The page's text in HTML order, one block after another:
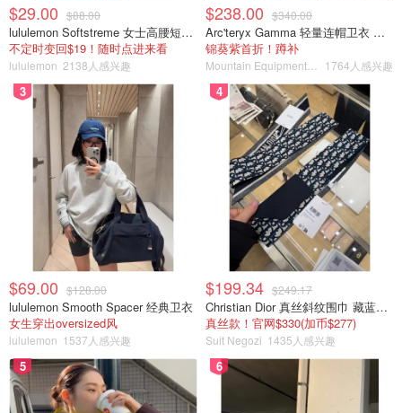
4⃣️有很软的垫圈，孩子不会因为硬硬的不舒服而不愿意
用。
$29.00 $88.00
lululemon Softstreme 女士高腰短裤 10cm
不定时变回$19！随时点进来看
lululemon 2138人感兴趣
$238.00 $340.00
Arc'teryx Gamma 轻量连帽卫衣 女款
锦葵紫首折！蹲补
1764人感兴趣
3
$69.00 $128.00
lululemon Smooth Spacer 经典卫衣
女生穿出oversized风
lululemon 1537人感兴趣
4
$199.34 $249.17
Christian Dior 真丝斜纹围巾 藏蓝米色
真丝款！官网$330(加币$277)
Suit Negozi 1435人感兴趣
5 6